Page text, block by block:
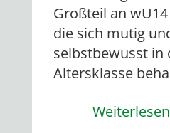
Großteil an
die sich mutig
selbstbewusst in
Altersklasse
Weiterlesen